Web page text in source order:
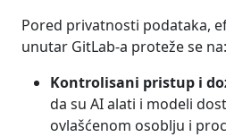
Pored privatnosti podataka,
unutar GitLab-a proteže se na:
Kontrolisani pristup i
da su AI alati i modeli
ovlašćenom osoblju i